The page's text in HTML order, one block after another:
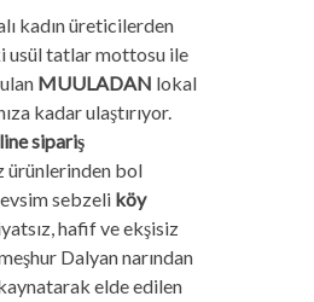
kadın üreticilerden
usül tatlar mottosu ile
MUULADAN lokal
kadar ulaştırıyor.
sipariş
ürünlerinden bol
sebzeli köy
hafif ve ekşisiz
Dalyan narından
elde edilen